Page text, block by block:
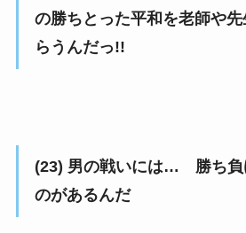
の勝ちとった平和を老師や
らうんだっ!!
(23) 男の戦いには… 勝ち負
のがあるんだ